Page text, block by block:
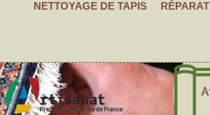
NETTOYAGE DE TAPIS